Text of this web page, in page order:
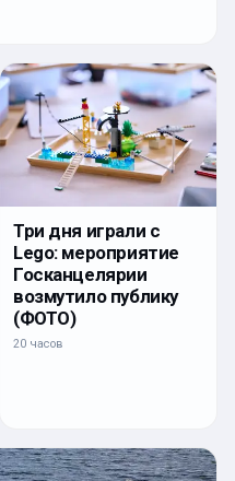
Три дня играли с
Lego: мероприятие
Госканцелярии
возмутило публику
(ФОТО)
20 часов